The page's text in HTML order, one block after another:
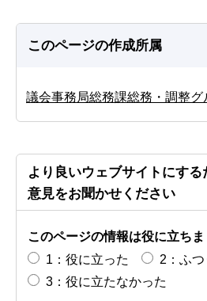
このページの作成所属
議会事務局総務課総務・調整グ
より良いウェブサイトにす
意見をお聞かせください
このページの情報は役に立ちま
1：役に立った
2：ふつ
3：役に立たなかった